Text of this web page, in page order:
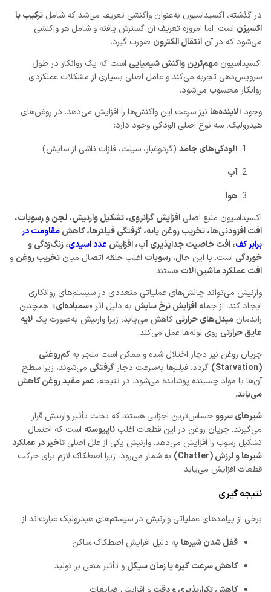
در گذشته، اکسیداسیون به‌عنوان واکنشی تعریف می‌شد که شامل ترکیب با
اکسیژن است؛ اما امروزه تعریف آن گسترش یافته و شامل هر واکنشی
می‌شود که در آن انتقال الکترون صورت گیرد.
اکسیداسیون مهم‌ترین واکنش شیمیایی است که یک روانکار در طول
سرویس‌دهی تجربه می‌کند و عامل اصلی بسیاری از مشکلات عملکردی
روانکار محسوب می‌شود.
وجود آلاینده‌ها نیز سرعت این واکنش‌ها را افزایش می‌دهد. در روغن‌های
هیدرولیک، سه نوع اصلی آلودگی وجود دارد:
آلودگی‌های جامد (گردوغبار، سیلت، فلزات ناشی از سایش)
آب
هوا
اکسیداسیون منبع اصلی افزایش گرانروی، تشکیل وارنیش، لجن و رسوبات،
افت افزودنی‌ها، تخریب روغن پایه، گرفتگی فیلترها، کاهشمقاومت در
برابر کف، افت خاصیت جداپذیری آب، افزایش عدد اسیدی، زنگ‌زدگی و
خوردگی است. با این حال، رسوبات اغلب حلقه اتصال میان تخریب روغن و
افت عملکرد ماشین‌آلات هستند.
وارنیش می‌تواند چالش‌های عملیاتی متعددی در سیستم‌های روانکاری
ایجاد کند، از جمله افزایش نرخ سایش به دلیل اثر «سمباده‌ای». همچنین
راندمان مبدل‌های حرارتی کاهش می‌یابد، زیرا وارنیش به‌صورت یک لایه
عایق حرارتی روی لوله‌ها عمل می‌کند.
جریان روغن نیز دچار اختلال شده و ممکن است منجر بهکم‌روغنی
(Starvation)
گردد. فیلترها به‌سرعت دچار گرفتگی می‌شوند، زیرا سطح
آن‌ها با مواد چسبنده پوشانده می‌شود. در نتیجه، عمر مفید روغن کاهش
می‌یابد.
شیرهای سروو حساس‌ترین اجزایی هستند که تحت تأثیر وارنیش قرار
می‌گیرند. جریان روغن در این قطعات اغلب ناپیوسته است که احتمال
تشکیل رسوب را افزایش می‌دهد. وارنیش یکی از علل اصلی تاخیر در عملکرد
شیرها و لرزش (Chatter)
به شمار می‌رود، زیرا اصطکاک لازم برای حرکت
قطعات افزایش می‌یابد.
نتیجه گیری
برخی از پیامدهای عملیاتی وارنیش در سیستم‌های هیدرولیک عبارت‌اند از:
قفل شدن شیرها به دلیل افزایش اصطکاک ساکن
کاهش سرعت گیره یا زمان سیکل و تأثیر منفی بر تولید